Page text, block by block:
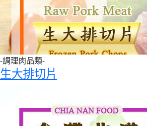
-調理肉品類-
生大排切片